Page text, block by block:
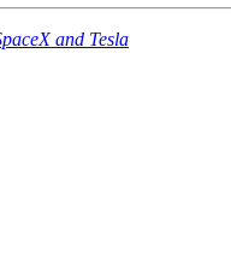
and Tesla